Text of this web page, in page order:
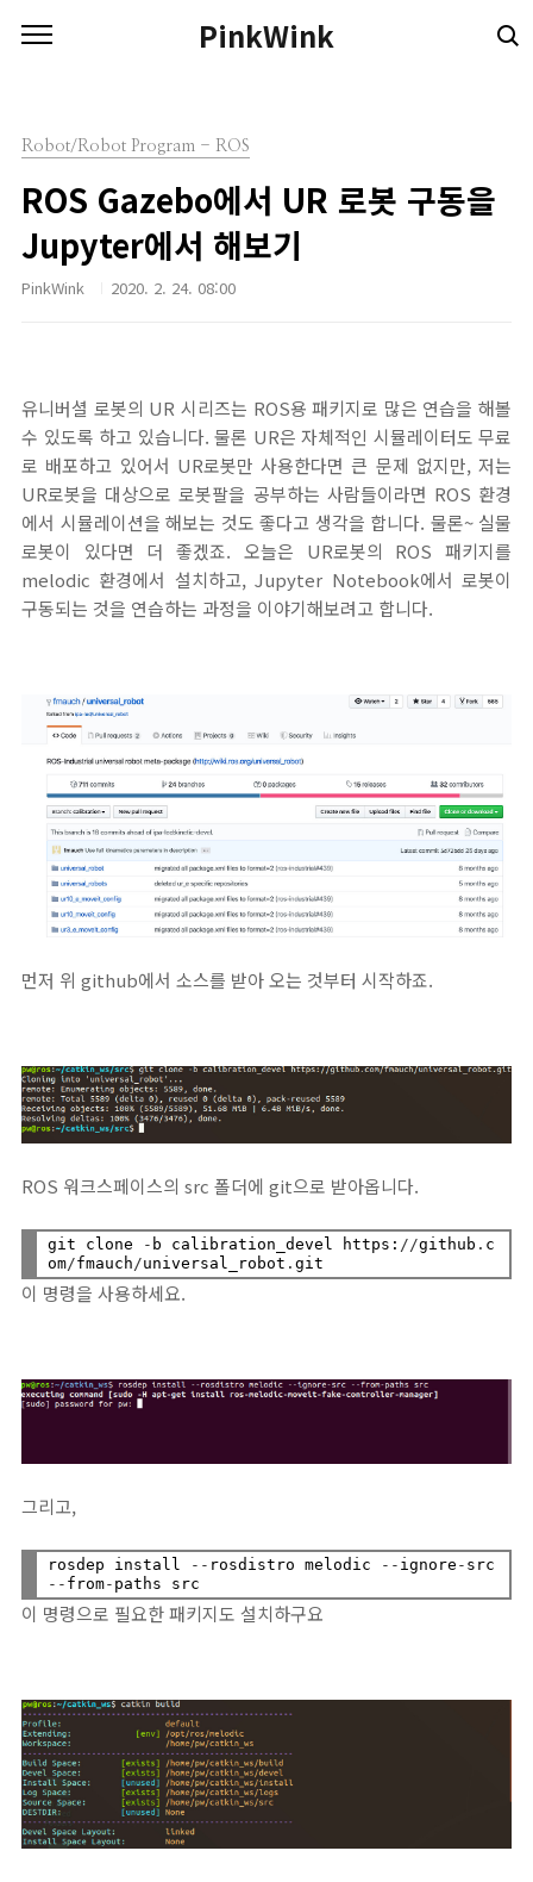
PinkWink
Robot/Robot Program - ROS
ROS Gazebo에서 UR 로봇 구동을
Jupyter에서 해보기
PinkWink 2020. 2. 24. 08:00
유니버셜 로봇의 UR 시리즈는 ROS용 패키지로 많은 연습을 해볼
수 있도록 하고 있습니다. 물론 UR은 자체적인 시뮬레이터도 무료
로 배포하고 있어서 UR로봇만 사용한다면 큰 문제 없지만, 저는
UR로봇을 대상으로 로봇팔을 공부하는 사람들이라면 ROS 환경
에서 시뮬레이션을 해보는 것도 좋다고 생각을 합니다. 물론~ 실물
로봇이 있다면 더 좋겠죠. 오늘은 UR로봇의 ROS 패키지를
melodic 환경에서 설치하고, Jupyter Notebook에서 로봇이
구동되는 것을 연습하는 과정을 이야기해보려고 합니다.
먼저 위 github에서 소스를 받아 오는 것부터 시작하죠.
ROS 워크스페이스의 src 폴더에 git으로 받아옵니다.
git clone - b calibration_devel https: //github . c
om/fmauch /universal_robot .
이 명령을 사용하세요.
그리고,
rosdep install -- rosdistro melodic -- ignore -
-- from-
이 명령으로 필요한 패키지도 설치하구요